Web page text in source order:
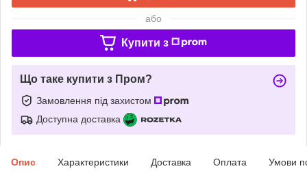
або
Купити з
Що таке купити з Пром?
Замовлення під захистом
Доступна доставка
Опис Характеристики Доставка Оплата Умови